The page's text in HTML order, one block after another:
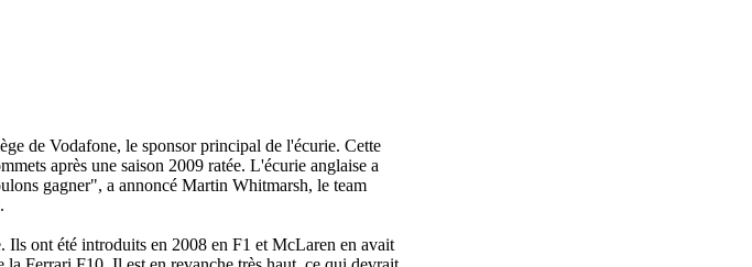
de Vodafone, le sponsor principal de l'écurie. Cette
après une saison 2009 ratée. L'écurie anglaise a
gagner", a annoncé Martin Whitmarsh, le team
ont été introduits en 2008 en F1 et McLaren en avait